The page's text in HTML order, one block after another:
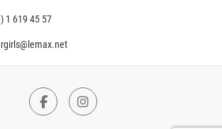
1 619 45 57
FacebookInstagram